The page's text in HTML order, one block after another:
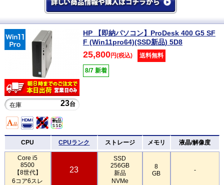
在庫 23台
HP 【即納パソコン】ProDesk 400 G5 SF
F (Win11pro64)(SSD新品) 5D8
25,800円(税込) 送料無料
8/7 新着
CPU CPUランク ストレージ メモリ 液晶/解像度
Core i5
8500
【8世代】
6コア6スレ
23
SSD
256GB
新品
NVMe
8
GB
-